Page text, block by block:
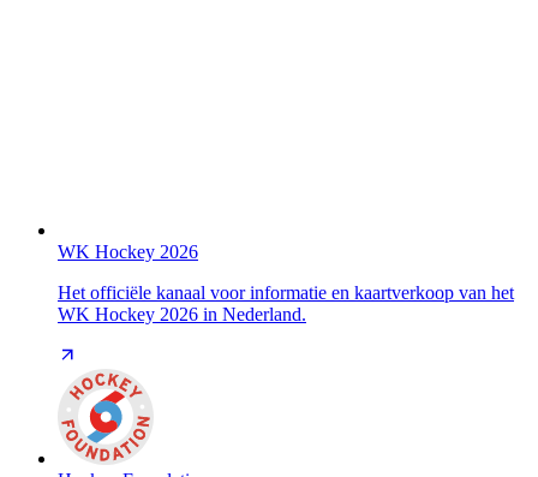
WK Hockey 2026
Het officiële kanaal voor informatie en kaartverkoop van het
WK Hockey 2026 in Nederland.